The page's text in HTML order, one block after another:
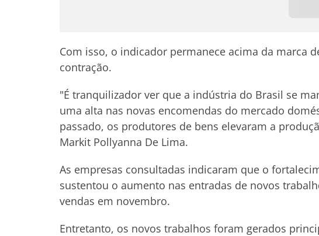
Com isso, o indicador permanece acima da marca
contração.
"É tranquilizador ver que a indústria do Brasil se
uma alta nas novas encomendas do mercado
passado, os produtores de bens elevaram a
Markit Pollyanna De Lima.
As empresas consultadas indicaram que o
sustentou o aumento nas entradas de novos
vendas em novembro.
Entretanto, os novos trabalhos foram gerados